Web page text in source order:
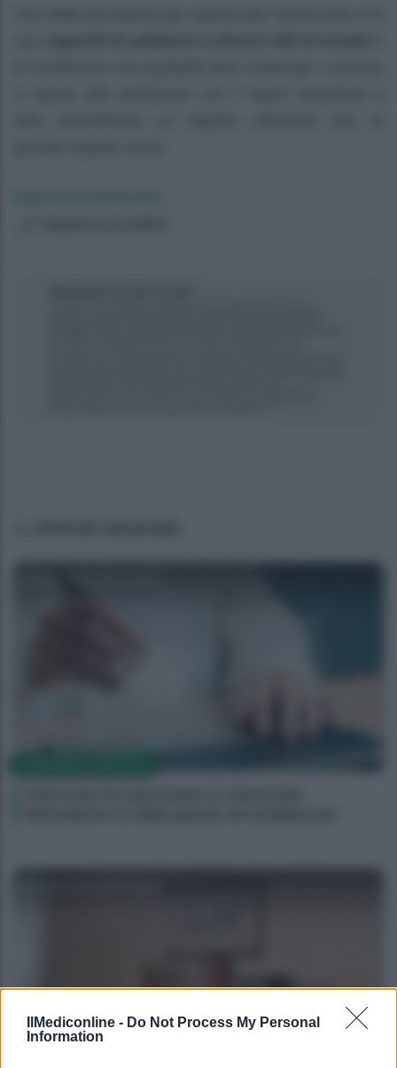
IlMediconline - Do Not Process My Personal
Information